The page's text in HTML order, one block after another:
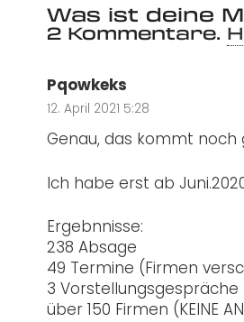
Was ist deine
2 Kommentare.
Pqowkeks
12. April 2021 5:28
Genau, das kommt
Ich habe erst ab
Ergebnnisse:
238 Absage
49 Termine (Firmen
3
über 150 Firmen (KEINE